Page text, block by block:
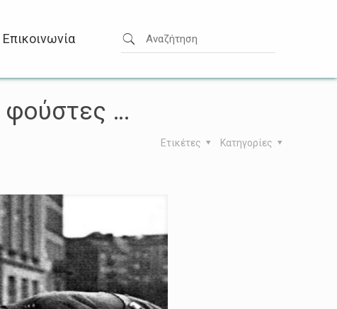
Επικοινωνία
φούστες …
Κατηγορίες
Ετικέτες